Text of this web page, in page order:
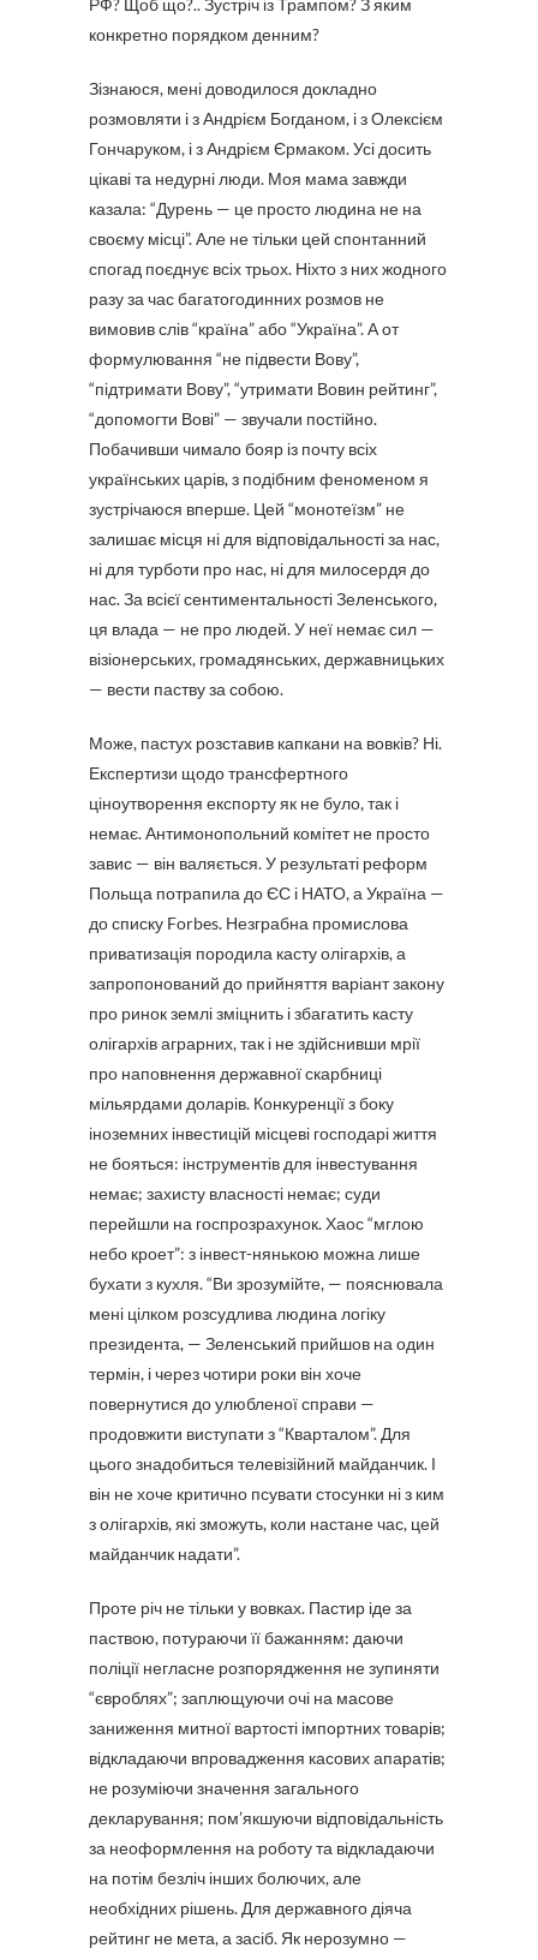
РФ? Щоб що?.. Зустріч із Трампом? З яким
конкретно порядком денним?
Зізнаюся, мені доводилося докладно
розмовляти і з Андрієм Богданом, і з Олексієм
Гончаруком, і з Андрієм Єрмаком. Усі досить
цікаві та недурні люди. Моя мама завжди
казала: “Дурень — це просто людина не на
своєму місці”. Але не тільки цей спонтанний
спогад поєднує всіх трьох. Ніхто з них жодного
разу за час багатогодинних розмов не
вимовив слів “країна” або “Україна”. А от
формулювання “не підвести Вову”,
“підтримати Вову”, “утримати Вовин рейтинг”,
“допомогти Вові” — звучали постійно.
Побачивши чимало бояр із почту всіх
українських царів, з подібним феноменом я
зустрічаюся вперше. Цей “монотеїзм” не
залишає місця ні для відповідальності за нас,
ні для турботи про нас, ні для милосердя до
нас. За всієї сентиментальності Зеленського,
ця влада — не про людей. У неї немає сил —
візіонерських, громадянських, державницьких
— вести паству за собою.
Може, пастух розставив капкани на вовків? Ні.
Експертизи щодо трансфертного
ціноутворення експорту як не було, так і
немає. Антимонопольний комітет не просто
завис — він валяється. У результаті реформ
Польща потрапила до ЄС і НАТО, а Україна —
до списку Forbes. Незграбна промислова
приватизація породила касту олігархів, а
запропонований до прийняття варіант закону
про ринок землі зміцнить і збагатить касту
олігархів аграрних, так і не здійснивши мрії
про наповнення державної скарбниці
мільярдами доларів. Конкуренції з боку
іноземних інвестицій місцеві господарі життя
не бояться: інструментів для інвестування
немає; захисту власності немає; суди
перейшли на госпрозрахунок. Хаос “мглою
небо кроет”: з інвест-нянькою можна лише
бухати з кухля. “Ви зрозумійте, — пояснювала
мені цілком розсудлива людина логіку
президента, — Зеленський прийшов на один
термін, і через чотири роки він хоче
повернутися до улюбленої справи —
продовжити виступати з “Кварталом”. Для
цього знадобиться телевізійний майданчик. І
він не хоче критично псувати стосунки ні з ким
з олігархів, які зможуть, коли настане час, цей
майданчик надати”.
Проте річ не тільки у вовках. Пастир іде за
паствою, потураючи її бажанням: даючи
поліції негласне розпорядження не зупиняти
“євроблях”; заплющуючи очі на масове
заниження митної вартості імпортних товарів;
відкладаючи впровадження касових апаратів;
не розуміючи значення загального
декларування; пом’якшуючи відповідальність
за неоформлення на роботу та відкладаючи
на потім безліч інших болючих, але
необхідних рішень. Для державного діяча
рейтинг не мета, а засіб. Як нерозумно —